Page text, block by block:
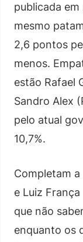
publicada
mesmo
2,6 pontos
menos.
estão Rafael
Sandro Alex
pelo atual
10,7%.
Completam a
e Luiz
que não
enquanto os